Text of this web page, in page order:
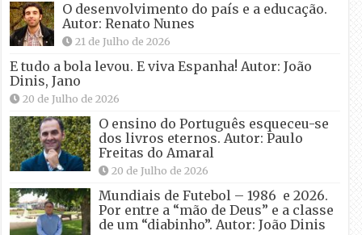
O desenvolvimento do país e a educação.
Autor: Renato Nunes
21 de Julho de 2026
E tudo a bola levou. E viva Espanha! Autor: João
Dinis, Jano
20 de Julho de 2026
O ensino do Português esqueceu-se
dos livros eternos. Autor: Paulo
Freitas do Amaral
20 de Julho de 2026
Mundiais de Futebol – 1986 e 2026.
Por entre a “mão de Deus” e a classe
de um “diabinho”. Autor: João Dinis